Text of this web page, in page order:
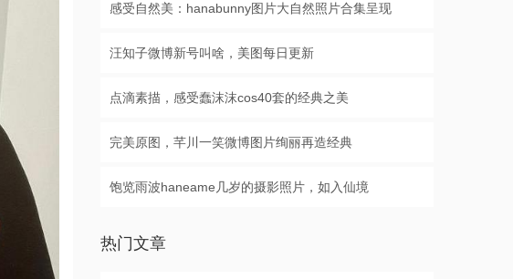
感受自然美：hanabunny图片大自然照片合集呈现
汪知子微博新号叫啥，美图每日更新
点滴素描，感受蠢沫沫cos40套的经典之美
完美原图，芊川一笑微博图片绚丽再造经典
饱览雨波haneame几岁的摄影照片，如入仙境
热门文章